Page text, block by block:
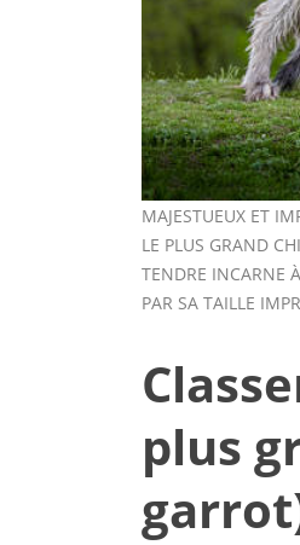
MAJESTUEUX ET
LE PLUS GRAND
TENDRE INCARNE
PAR SA TAILLE
plus